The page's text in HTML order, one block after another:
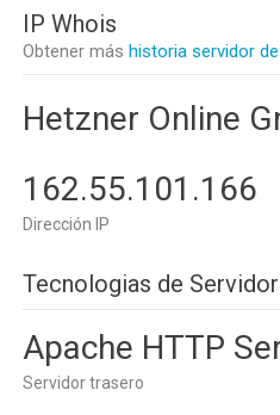
IP Whois
Obtener más historia servidor
Hetzner Online
162.55.101.166
Dirección IP
Tecnologias de Servidor
Apache HTTP
Servidor trasero